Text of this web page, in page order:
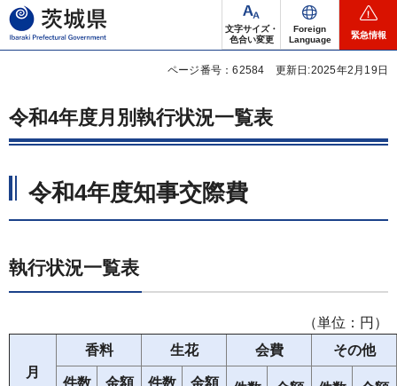
茨城県
文字サイズ・
色合い変更
Foreign
Language
緊急情報
ページ番号：62584 更新日:2025年2月19日
令和4年度月別執行状況一覧表
令和4年度知事交際費
執行状況一覧表
（単位：円）
月
香料 生花 会費 その他